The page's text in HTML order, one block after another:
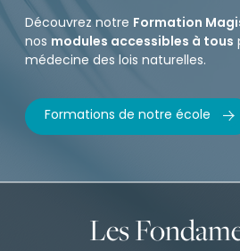
Découvrez notre Formation
nos modules accessibles à tous
médecine des lois naturelles.
Formations de notre école
Les